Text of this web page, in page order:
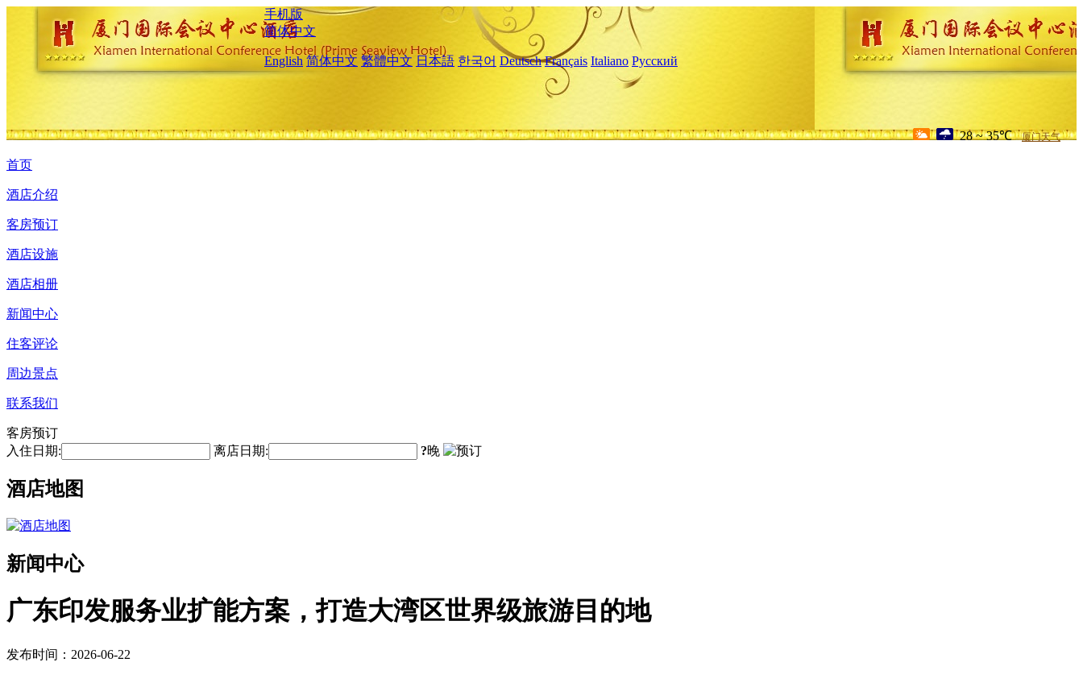
手机版
简体中文
English 简体中文 繁體中文 日本語 한국어 Deutsch Français Italiano Русский
28 ~ 35℃ 厦门天气
首页
酒店介绍
客房预订
酒店设施
酒店相册
新闻中心
住客评论
周边景点
联系我们
客房预订
入住日期:
离店日期: ?晚
酒店地图
新闻中心
广东印发服务业扩能方案，打造大湾区世界级旅游目的地
发布时间：2026-06-22